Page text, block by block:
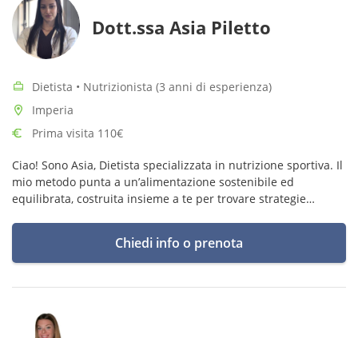
Dott.ssa Asia Piletto
Dietista • Nutrizionista (3 anni di esperienza)
Imperia
Prima visita 110€
Ciao! Sono Asia, Dietista specializzata in nutrizione sportiva. Il
mio metodo punta a un’alimentazione sostenibile ed
equilibrata, costruita insieme a te per trovare strategie
Chiedi info o prenota